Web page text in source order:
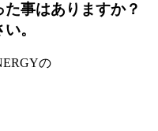
事はありますか？
。
の